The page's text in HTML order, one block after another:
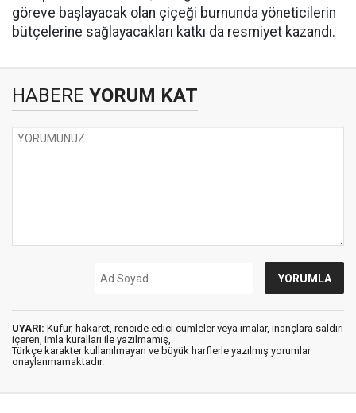
göreve başlayacak olan çiçeği burnunda yöneticilerin
bütçelerine sağlayacakları katkı da resmiyet kazandı.
HABERE YORUM KAT
UYARI: Küfür, hakaret, rencide edici cümleler veya imalar, inançlara saldırı
içeren, imla kuralları ile yazılmamış,
Türkçe karakter kullanılmayan ve büyük harflerle yazılmış yorumlar
onaylanmamaktadır.